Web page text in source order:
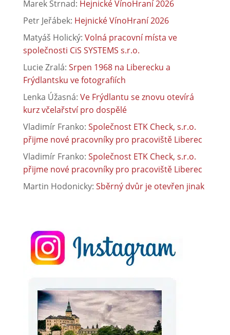
Marek Strnad: Hejnické VínoHraní 2026
Petr Jeřábek: Hejnické VínoHraní 2026
Matyáš Holický: Volná pracovní místa ve
společnosti CiS SYSTEMS s.r.o.
Lucie Zralá: Srpen 1968 na Liberecku a
Frýdlantsku ve fotografiích
Lenka Úžasná: Ve Frýdlantu se znovu otevírá
kurz včelařství pro dospělé
Vladimír Franko: Společnost ETK Check, s.r.o.
přijme nové pracovníky pro pracoviště Liberec
Vladimír Franko: Společnost ETK Check, s.r.o.
přijme nové pracovníky pro pracoviště Liberec
Martin Hodonicky: Sběrný dvůr je otevřen jinak